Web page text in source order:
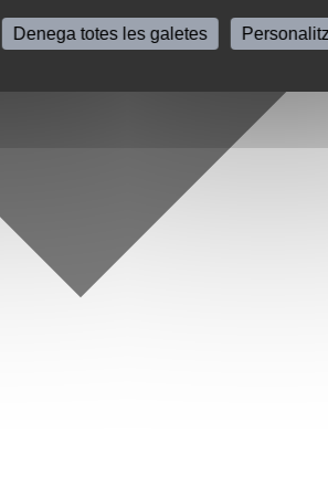
Denega totes les galetes